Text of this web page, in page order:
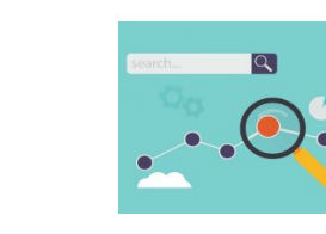
Restaurant